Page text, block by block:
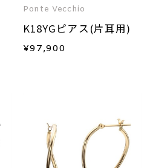
Ponte Vecchio
K18YGピアス(片耳用)
¥97,900